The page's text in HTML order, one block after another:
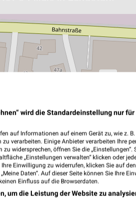
LADESÄULEN ANZEIGEN
wird die Standardeinstellung nur
auf Informationen auf einem Gerät zu, wie z.
verarbeiten. Einige Anbieter verarbeiten Ihre
widersprechen, öffnen Sie die
„Einstellungen verwalten“ klicken oder
Einwilligung zu widerrufen, klicken Sie auf
Daten“. Auf dieser Seite können Sie Ihre
Einfluss auf die Browserdaten.
um die Leistung der Website zu